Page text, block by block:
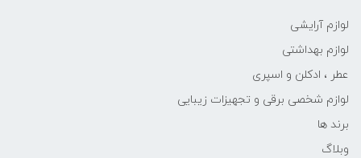
لوازم آرایشی
لوازم بهداشتی
عطر ، ادکلن و اسپری
لوازم شخصی برقی و تجهیزات زیبایی
برند ها
وبلاگ